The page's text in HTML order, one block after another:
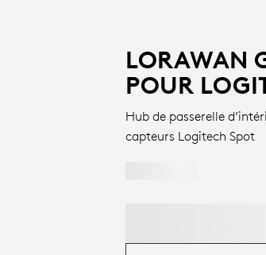
LORAWAN
POUR
Hub de passerelle
capteurs Logitech Spot